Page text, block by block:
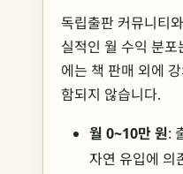
독립출판 커뮤니티
실적인 월 수익 분
에는 책 판매 외에
함되지 않습니다.
월 0~10만 원:
자연 유입에 의